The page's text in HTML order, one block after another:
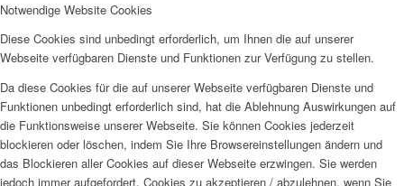
Notwendige Website Cookies
Diese Cookies sind unbedingt erforderlich, um Ihnen die auf unserer
Webseite verfügbaren Dienste und Funktionen zur Verfügung zu stellen.
Da diese Cookies für die auf unserer Webseite verfügbaren Dienste und
Funktionen unbedingt erforderlich sind, hat die Ablehnung Auswirkungen auf
die Funktionsweise unserer Webseite. Sie können Cookies jederzeit
blockieren oder löschen, indem Sie Ihre Browsereinstellungen ändern und
das Blockieren aller Cookies auf dieser Webseite erzwingen. Sie werden
jedoch immer aufgefordert, Cookies zu akzeptieren / abzulehnen, wenn Sie